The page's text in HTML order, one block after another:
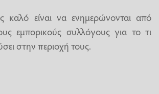
καλό είναι να ενημερώνονται από
εμπορικούς συλλόγους για το τι
στην περιοχή τους.